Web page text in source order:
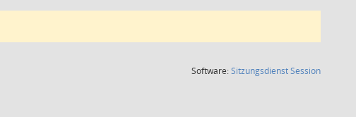
Software:SitzungsdienstSession(Wird in